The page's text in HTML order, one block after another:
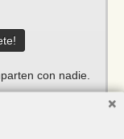
con nadie.